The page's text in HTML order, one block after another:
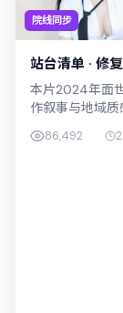
院线同步
站台清单 · 修
本片2024年面
作叙事与地域质
理相呼应。导
用光影与声场
86,492